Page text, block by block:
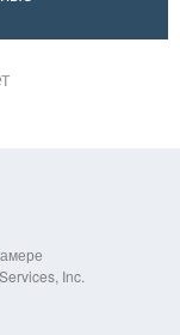
Inc.